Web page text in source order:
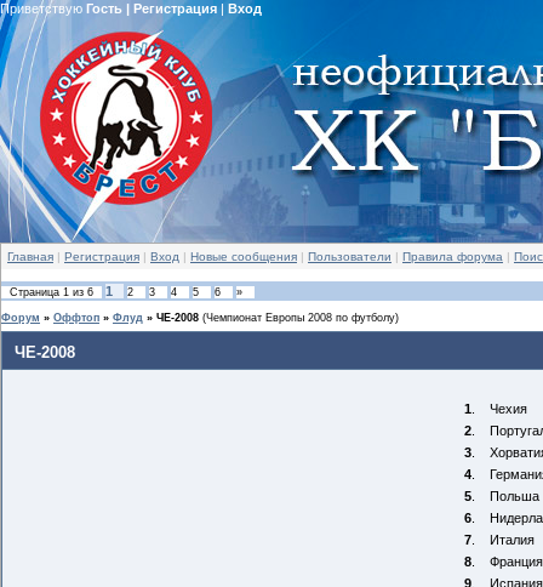
Приветствую Гость | Регистрация| Вход
Главная | Регистрация | Вход | Новые сообщения | Пользователи | Правила форума |
Страница 1 из 6 1 2 3 4 5 6 »
Форум » Оффтоп » Флуд » ЧЕ-2008 (Чемпионат Европы 2008 по футболу)
ЧЕ-2008
1
Чехия
2
3
4
5
Польша
6
7
Италия
8
Франция
9
Испания